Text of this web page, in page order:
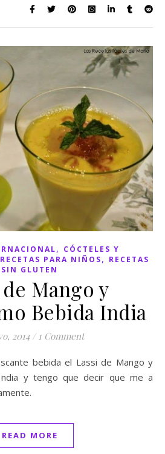
, CÓCTELES Y
RECETAS PARA NIÑOS, RECETAS
SIN GLUTEN
Mango y
Bebida India
2014 / 1 Comment
y tengo que decir que me a
READ MORE